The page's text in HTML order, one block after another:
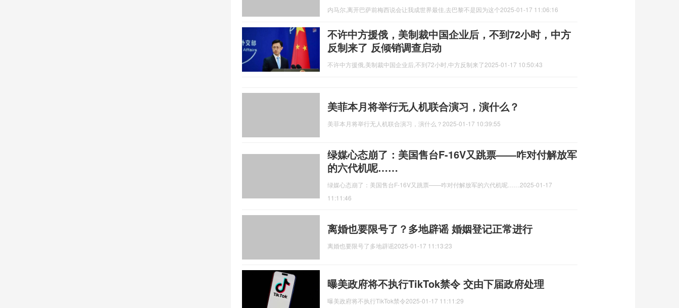
内马尔,离开巴萨前梅西说会让我成世界最佳,去巴黎不是因为这个2025-01-17 11:06:16
不许中方援俄，美制裁中国企业后，不到72小时，中方
反制来了 反倾销调查启动
不许中方援俄,美制裁中国企业后,不到72小时,中方反制来了2025-01-17 10:50:43
美菲本月将举行无人机联合演习，演什么？
美菲本月将举行无人机联合演习，演什么？ 2025-01-17 10:39:55
绿媒心态崩了：美国售台F-16V又跳票——咋对付解放军
的六代机呢……
绿媒心态崩了：美国售台F-16V又跳票——咋对付解放军的六代机呢…… 2025-01-17
11:11:46
离婚也要限号了？多地辟谣 婚姻登记正常进行
离婚也要限号了多地辟谣2025-01-17 11:13:23
曝美政府将不执行TikTok禁令 交由下届政府处理
曝美政府将不执行TikTok禁令2025-01-17 11:11:29